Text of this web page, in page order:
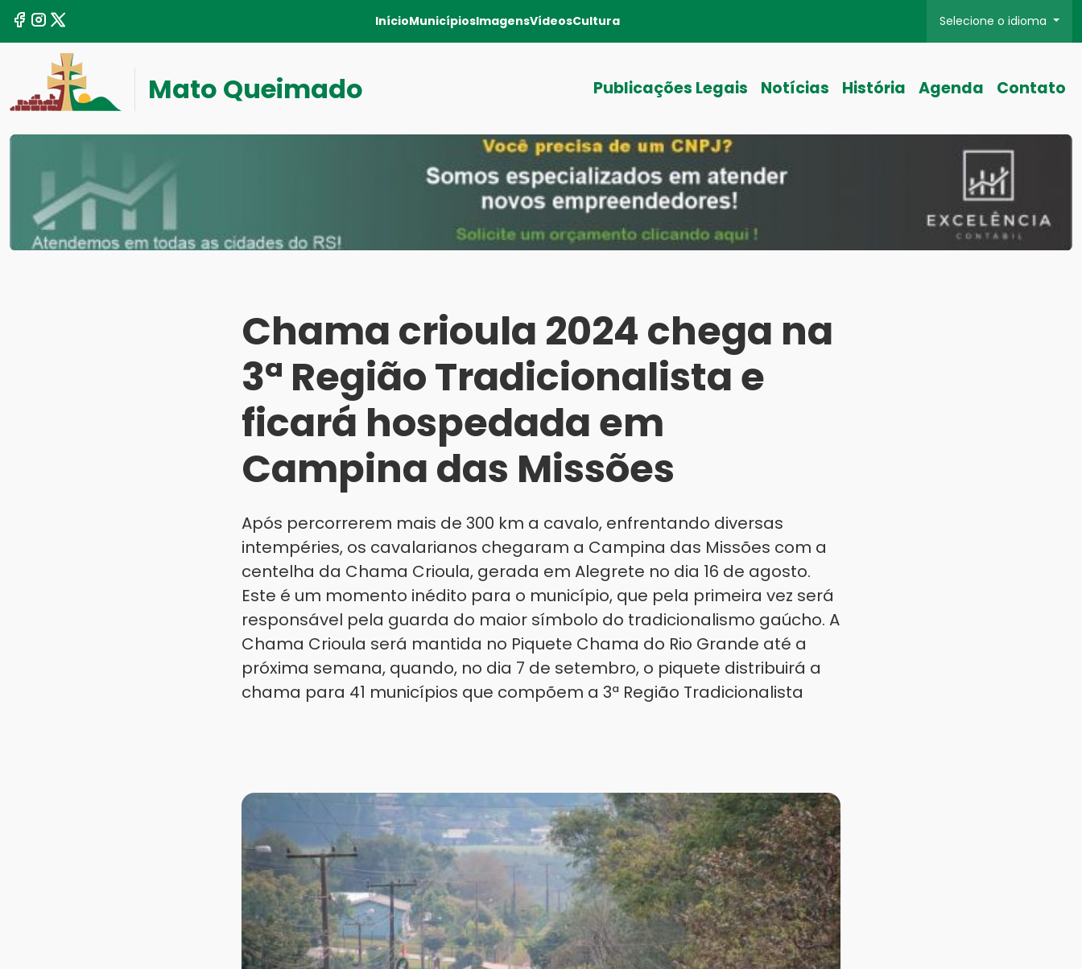
InícioMunicípiosImagensVídeosCultura Selecione o idioma
Mato Queimado Publicações Legais Notícias História Agenda Contato
Chama crioula 2024 chega na
3ª Região Tradicionalista e
ficará hospedada em
Campina das Missões
Após percorrerem mais de 300 km a cavalo, enfrentando diversas
intempéries, os cavalarianos chegaram a Campina das Missões com a
centelha da Chama Crioula, gerada em Alegrete no dia 16 de agosto.
Este é um momento inédito para o município, que pela primeira vez será
responsável pela guarda do maior símbolo do tradicionalismo gaúcho. A
Chama Crioula será mantida no Piquete Chama do Rio Grande até a
próxima semana, quando, no dia 7 de setembro, o piquete distribuirá a
chama para 41 municípios que compõem a 3ª Região Tradicionalista